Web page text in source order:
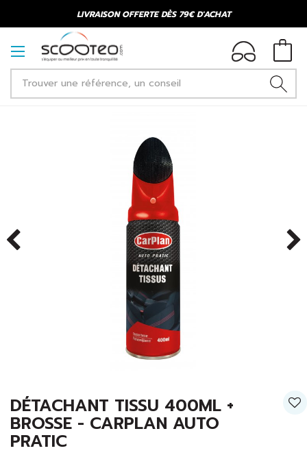
LIVRAISON OFFERTE DÈS 79€ D'ACHAT
DÉTACHANT TISSU 400ML +
BROSSE - CARPLAN AUTO
PRATIC